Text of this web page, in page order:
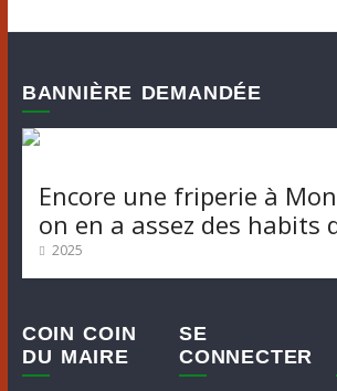
É
è
n
m
e
n
t
s
è
e
e
n
t
BANNIÈRE DEMANDÉE
Encore une friperie à
on en a assez des habits
2025
COIN COIN
DU MAIRE
SE
CONNECTER